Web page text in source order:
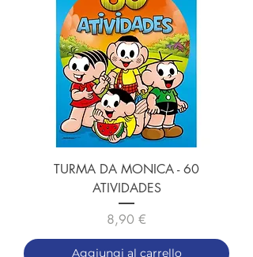
TURMA DA MONICA - 60
ATIVIDADES
Prezzo
8,90 €
Aggiungi al carrello